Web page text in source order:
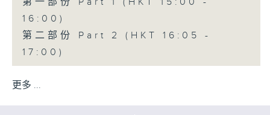
16:00)
第二部份 Part 2 (HKT 16:05 -
17:00)
更多 ...